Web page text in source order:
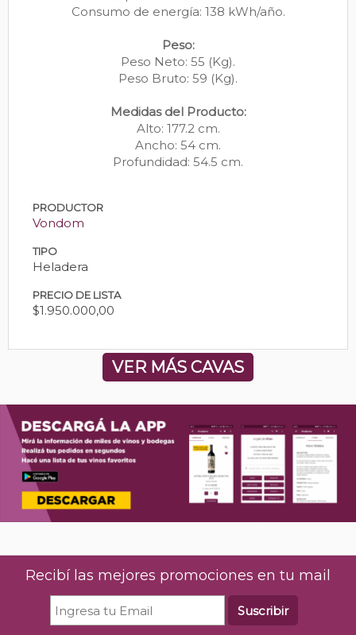
Consumo de energía: 138 kWh/año.
Peso:
Peso Neto: 55 (Kg).
Peso Bruto: 59 (Kg).
Medidas del Producto:
Alto: 177.2 cm.
Ancho: 54 cm.
Profundidad: 54.5 cm.
PRODUCTOR
Vondom
TIPO
Heladera
PRECIO DE LISTA
$1.950.000,00
VER MÁS CAVAS
Recibí las mejores promociones en tu mail
Suscribir